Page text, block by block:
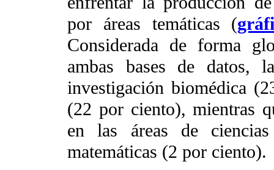
por áreas temáticas (
Considerada de forma
ambas bases de datos,
investigación biomédica
(22 por ciento), mientras
en las áreas de
matemáticas (2 por ciento).